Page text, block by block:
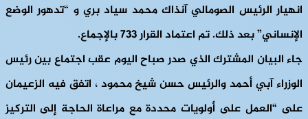
انهيار الرئيس الصومالي آنذاك محمد سياد بري و “تدهور الوضع
الإنساني” بعد ذلك. تم اعتماد القرار 733 بالإجماع.
جاء البيان المشترك الذي صدر صباح اليوم عقب اجتماع بين رئيس
الوزراء آبي أحمد والرئيس حسن شيخ محمود ، اتفق فيه الزعيمان
على “العمل على أولويات محددة مع مراعاة الحاجة إلى التركيز